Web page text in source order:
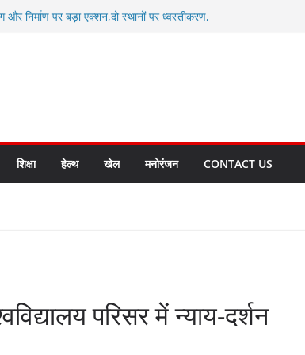
और निर्माण पर बड़ा एक्शन,दो स्थानों पर ध्वस्तीकरण,
टू ग्लोबल’ के संकल्प को आगे बढ़ा रही उत्तराखंड
के पदक विजेताओं और प्रशिक्षकों को
क्रीड़ा विश्वविद्यालय गौलापार के निर्माण कार्यों की
शिक्षा हेल्थ खेल मनोरंजन CONTACT US
परिसर में न्याय-दर्शन